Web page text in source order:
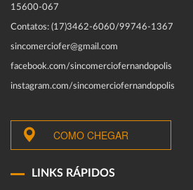
15600-067
Contatos: (17)3462-6060/99746-1367
sincomerciofer@gmail.com
facebook.com/sincomerciofernandopolis
instagram.com/sincomerciofernandopolis
COMO CHEGAR
LINKS RÁPIDOS